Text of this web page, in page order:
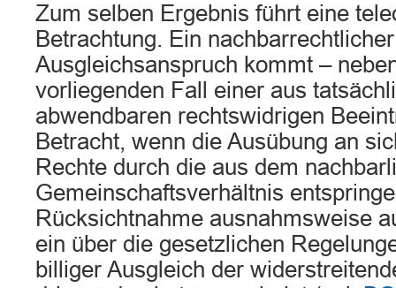
Zum selben Ergebnis führt eine
Betrachtung. Ein nachbarrechtlicher
Ausgleichsanspruch kommt –
vorliegenden Fall einer aus
abwendbaren rechtswidrigen
Betracht, wenn die Ausübung an
Rechte durch die aus dem
Gemeinschaftsverhältnis
Rücksichtnahme ausnahmsweise
ein über die gesetzlichen
billiger Ausgleich der